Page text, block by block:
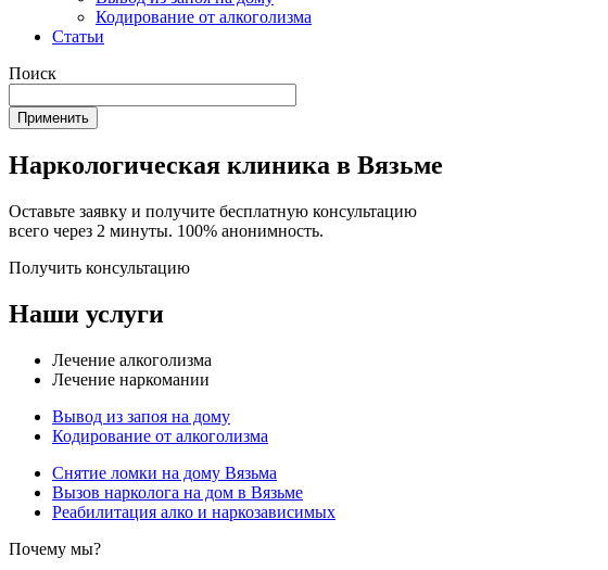
Кодирование от алкоголизма
Статьи
Поиск
Наркологическая клиника в Вязьме
Оставьте заявку и получите бесплатную консультацию
всего через 2 минуты. 100% анонимность.
Получить консультацию
Наши услуги
Лечение алкоголизма
Лечение наркомании
Вывод из запоя на дому
Кодирование от алкоголизма
Снятие ломки на дому Вязьма
Вызов нарколога на дом в Вязьме
Реабилитация алко и наркозависимых
Почему мы?